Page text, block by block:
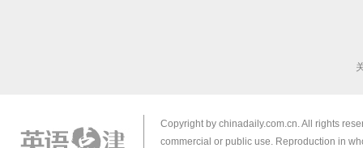
Copyright by chinadaily.com.cn. All rights
commercial or public use. Reproduction in